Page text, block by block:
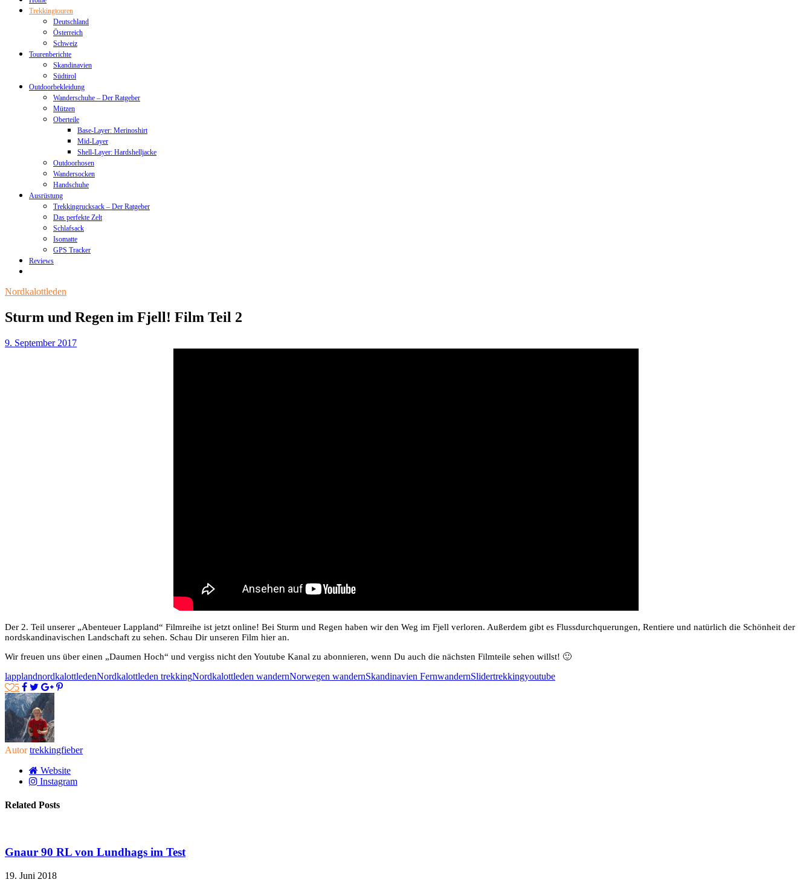
Trekkingtouren
Deutschland
Österreich
Schweiz
Tourenberichte
Skandinavien
Südtirol
Outdoorbekleidung
Wanderschuhe – Der Ratgeber
Mützen
Oberteile
Base-Layer: Merinoshirt
Mid-Layer
Shell-Layer: Hardshelljacke
Outdoorhosen
Wandersocken
Handschuhe
Ausrüstung
Trekkingrucksack – Der Ratgeber
Das perfekte Zelt
Schlafsack
Isomatte
GPS Tracker
Reviews
Nordkalottleden
Sturm und Regen im Fjell! Film Teil 2
9. September 2017
Der 2. Teil unserer „Abenteuer Lappland“ Filmreihe ist jetzt online! Bei Sturm und Regen haben wir den Weg im Fjell verloren. Außerdem gibt es Flussdurchquerungen, Rentiere und natürlich die Schönheit der
nordskandinavischen Landschaft zu sehen. Schau Dir unseren Film hier an.
Wir freuen uns über einen „Daumen Hoch“ und vergiss nicht den Youtube Kanal zu abonnieren, wenn Du auch die nächsten Filmteile sehen willst! 🙂
lapplandnordkalottledenNordkalottleden trekkingNordkalottleden wandernNorwegen wandernSkandinavien FernwandernSlidertrekkingyoutube
5
Autor trekkingfieber
Website
Instagram
Related Posts
Gnaur 90 RL von Lundhags im Test
19. Juni 2018